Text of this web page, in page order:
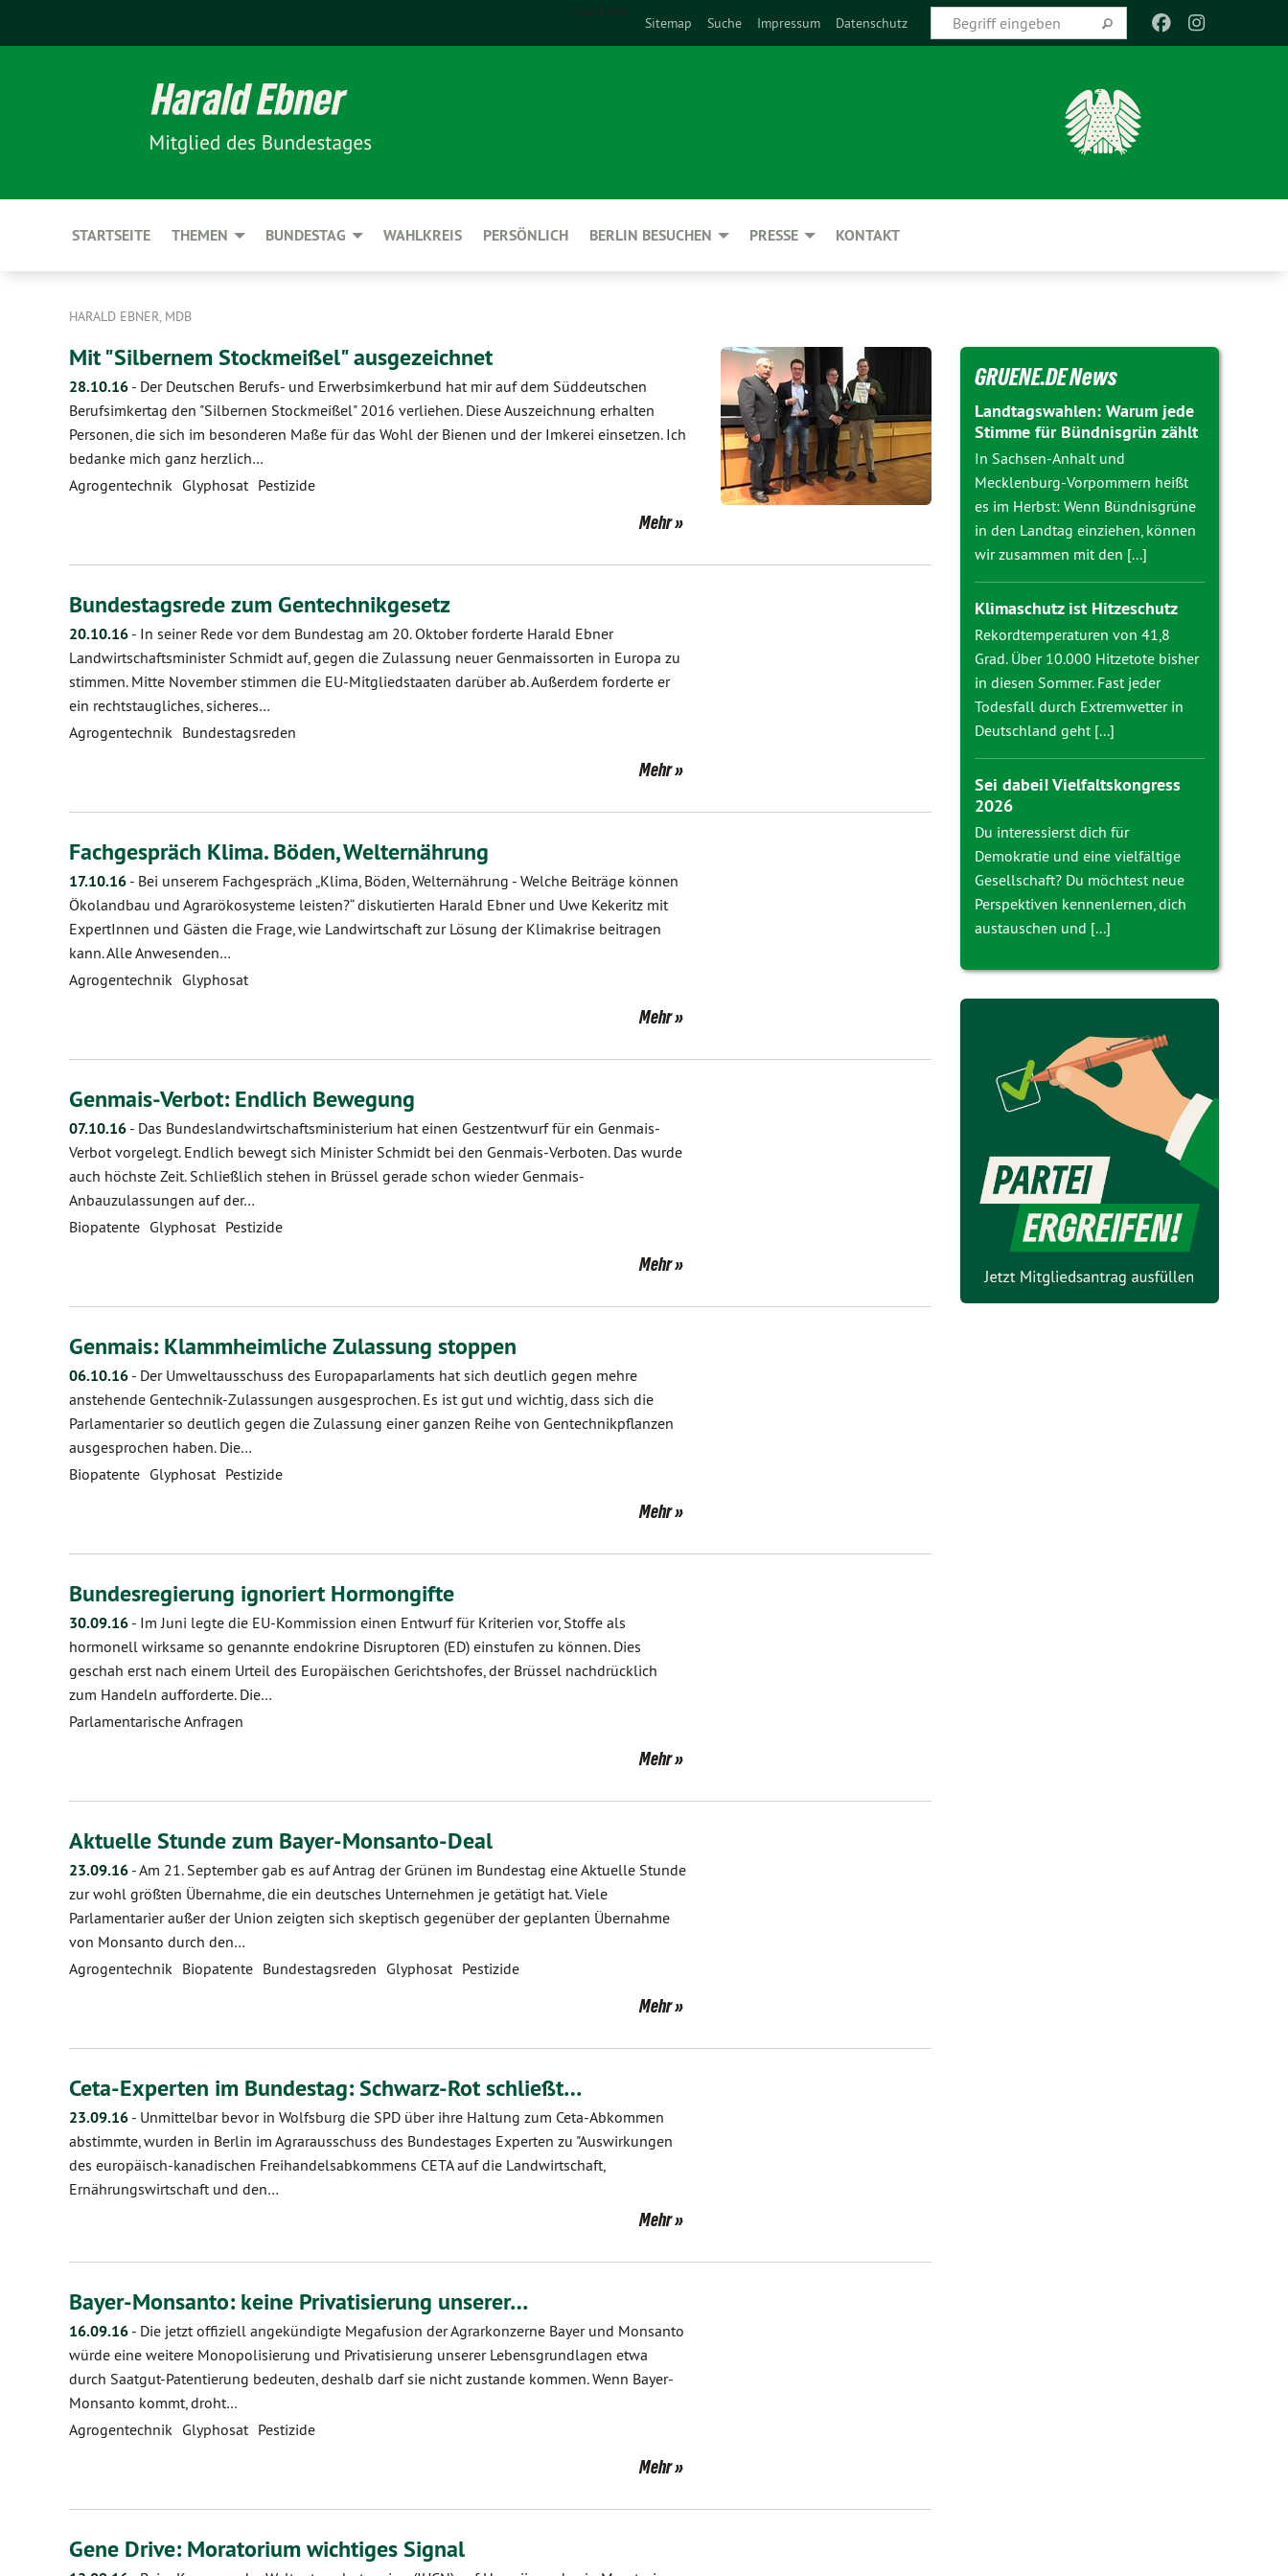
Startseite
Sitemap Suche Impressum Datenschutz
STARTSEITE THEMEN BUNDESTAG WAHLKREIS PERSÖNLICH BERLIN BESUCHEN PRESSE KONTAKT
HARALD EBNER, MDB
Mit "Silbernem Stockmeißel" ausgezeichnet
28.10.16 - Der Deutschen Berufs- und Erwerbsimkerbund hat mir auf dem Süddeutschen
Berufsimkertag den "Silbernen Stockmeißel" 2016 verliehen. Diese Auszeichnung erhalten
Personen, die sich im besonderen Maße für das Wohl der Bienen und der Imkerei einsetzen. Ich
bedanke mich ganz herzlich…
Agrogentechnik Glyphosat Pestizide
Mehr
Bundestagsrede zum Gentechnikgesetz
20.10.16 - In seiner Rede vor dem Bundestag am 20. Oktober forderte Harald Ebner
Landwirtschaftsminister Schmidt auf, gegen die Zulassung neuer Genmaissorten in Europa zu
stimmen. Mitte November stimmen die EU-Mitgliedstaaten darüber ab. Außerdem forderte er
ein rechtstaugliches, sicheres…
Agrogentechnik Bundestagsreden
Mehr
Fachgespräch Klima. Böden, Welternährung
17.10.16 - Bei unserem Fachgespräch „Klima, Böden, Welternährung - Welche Beiträge können
Ökolandbau und Agrarökosysteme leisten?“ diskutierten Harald Ebner und Uwe Kekeritz mit
ExpertInnen und Gästen die Frage, wie Landwirtschaft zur Lösung der Klimakrise beitragen
kann. Alle Anwesenden…
Agrogentechnik Glyphosat
Mehr
Genmais-Verbot: Endlich Bewegung
07.10.16 - Das Bundeslandwirtschaftsministerium hat einen Gestzentwurf für ein Genmais-
Verbot vorgelegt. Endlich bewegt sich Minister Schmidt bei den Genmais-Verboten. Das wurde
auch höchste Zeit. Schließlich stehen in Brüssel gerade schon wieder Genmais-
Anbauzulassungen auf der…
Biopatente Glyphosat Pestizide
Mehr
Genmais: Klammheimliche Zulassung stoppen
06.10.16 - Der Umweltausschuss des Europaparlaments hat sich deutlich gegen mehre
anstehende Gentechnik-Zulassungen ausgesprochen. Es ist gut und wichtig, dass sich die
Parlamentarier so deutlich gegen die Zulassung einer ganzen Reihe von Gentechnikpflanzen
ausgesprochen haben. Die…
Biopatente Glyphosat Pestizide
Mehr
Bundesregierung ignoriert Hormongifte
30.09.16 - Im Juni legte die EU-Kommission einen Entwurf für Kriterien vor, Stoffe als
hormonell wirksame so genannte endokrine Disruptoren (ED) einstufen zu können. Dies
geschah erst nach einem Urteil des Europäischen Gerichtshofes, der Brüssel nachdrücklich
zum Handeln aufforderte. Die…
Parlamentarische Anfragen
Mehr
Aktuelle Stunde zum Bayer-Monsanto-Deal
23.09.16 -Am 21. September gab es auf Antrag der Grünen im Bundestag eine Aktuelle Stunde
zur wohl größten Übernahme, die ein deutsches Unternehmen je getätigt hat. Viele
Parlamentarier außer der Union zeigten sich skeptisch gegenüber der geplanten Übernahme
von Monsanto durch den…
Agrogentechnik Biopatente Bundestagsreden Glyphosat Pestizide
Mehr
Ceta-Experten im Bundestag: Schwarz-Rot schließt…
23.09.16 - Unmittelbar bevor in Wolfsburg die SPD über ihre Haltung zum Ceta-Abkommen
abstimmte, wurden in Berlin im Agrarausschuss des Bundestages Experten zu "Auswirkungen
des europäisch-kanadischen Freihandelsabkommens CETA auf die Landwirtschaft,
Ernährungswirtschaft und den…
Mehr
Bayer-Monsanto: keine Privatisierung unserer…
16.09.16 - Die jetzt offiziell angekündigte Megafusion der Agrarkonzerne Bayer und Monsanto
würde eine weitere Monopolisierung und Privatisierung unserer Lebensgrundlagen etwa
durch Saatgut-Patentierung bedeuten, deshalb darf sie nicht zustande kommen. Wenn Bayer-
Monsanto kommt, droht…
Agrogentechnik Glyphosat Pestizide
Mehr
Gene Drive: Moratorium wichtiges Signal
GRUENE.DE News
Landtagswahlen: Warum jede
Stimme für Bündnisgrün zählt
In Sachsen-Anhalt und
Mecklenburg-Vorpommern heißt
es im Herbst: Wenn Bündnisgrüne
in den Landtag einziehen, können
wir zusammen mit den [...]
Klimaschutz ist Hitzeschutz
Rekordtemperaturen von 41,8
Grad. Über 10.000 Hitzetote bisher
in diesen Sommer. Fast jeder
Todesfall durch Extremwetter in
Deutschland geht [...]
Sei dabei! Vielfaltskongress
2026
Du interessierst dich für
Demokratie und eine vielfältige
Gesellschaft? Du möchtest neue
Perspektiven kennenlernen, dich
austauschen und [...]